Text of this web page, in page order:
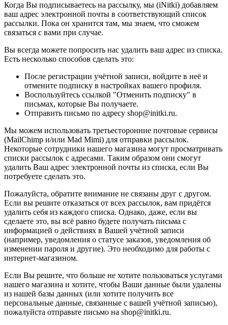
Когда Вы подписываетесь на рассылку, мы (iNitki) добавляем
ваш адрес электронной почты в соответствующий список
рассылки. Пока он хранится там, мы знаем, что сможем
связаться с вами при случае.
Вы всегда можете попросить нас удалить ваш адрес из списка.
Есть несколько способов сделать это:
После регистрации учётной записи, войдите в неё и
отмените подписку в настройках вашего профиля.
Воспользуйтесь ссылкой "Отменить подписку" в
письмах, которые Вы получаете.
Отправить письмо по адресу shop@initki.ru.
Мы можем использовать третьесторонние почтовые сервисы
(MailChimp и/или Mad Mimi) для отправки рассылок.
Некоторые сотрудники нашего магазина могут просматривать
списки рассылок с адресами. Таким образом они смогут
удалить Ваш адрес электронной почты из списка, если Вы
потребуете сделать это.
Пожалуйста, обратите внимание не связаны друг с другом.
Если вы решите отказаться от всех рассылок, вам придётся
удалить себя из каждого списка. Однако, даже, если вы
сделаете это, вы всё равно будете получать письма с
информацией о действиях в Вашей учётной записи
(например, уведомления о статусе заказов, уведомления об
изменении пароля и другие). Это необходимо для работы с
интернет-магазином.
Если Вы решите, что больше не хотите пользоваться услугами
нашего магазина и хотите, чтобы Ваши данные были удалены
из нашей базы данных (или хотите получить все
персональные данные, связанные с вашей учётной записью),
пожалуйста отправьте письмо на shop@initki.ru.